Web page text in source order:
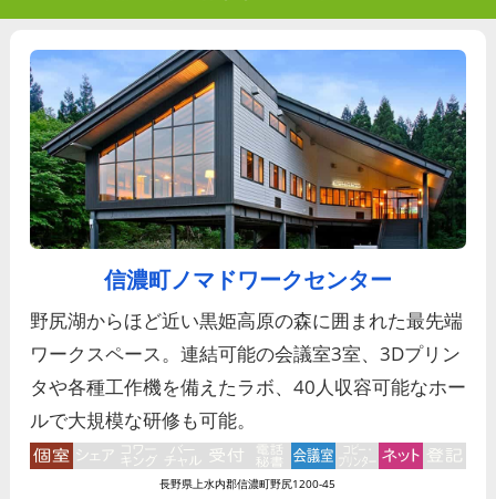
信濃町ノマドワークセンター
野尻湖からほど近い黒姫高原の森に囲まれた最先端
ワークスペース。連結可能の会議室3室、3Dプリン
タや各種工作機を備えたラボ、40人収容可能なホー
ルで大規模な研修も可能。
長野県上水内郡信濃町野尻1200-45